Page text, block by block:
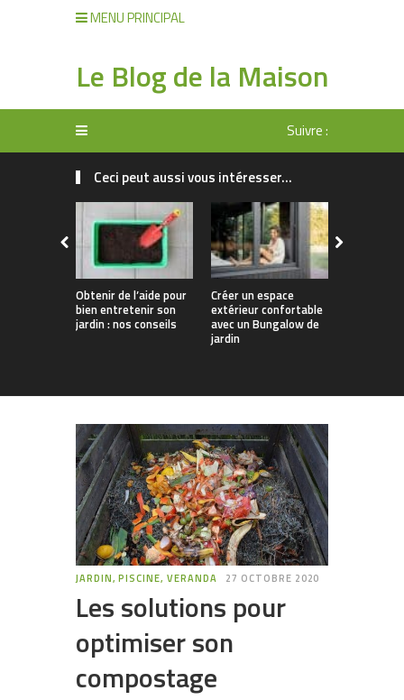
MENU PRINCIPAL
Le Blog de la Maison
Suivre :
Ceci peut aussi vous intéresser...
Obtenir de l’aide pour
bien entretenir son
jardin : nos conseils
Créer un espace
extérieur confortable
avec un Bungalow de
jardin
JARDIN, PISCINE, VERANDA 27 OCTOBRE 2020
Les solutions pour
optimiser son
compostage